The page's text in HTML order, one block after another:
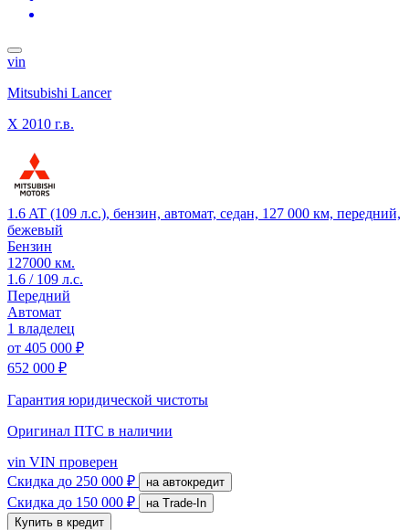
vin
Mitsubishi Lancer
X 2010 г.в.
1.6 AT (109 л.с.), бензин, автомат, седан, 127 000 км, передний,
бежевый
Бензин
127000 км.
1.6 / 109 л.с.
Передний
Автомат
1 владелец
от 405 000 ₽
652 000 ₽
Гарантия юридической чистоты
Оригинал ПТС в наличии
vin VIN проверен
Скидка до 250 000 ₽ на автокредит
Скидка до 150 000 ₽
на Trade-In
Купить в кредит